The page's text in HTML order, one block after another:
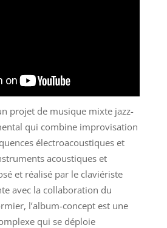
projet de musique mixte jazz-
qui combine improvisation
électroacoustiques et
acoustiques et
et réalisé par le claviériste
avec la collaboration du
l’album-concept est une
qui se déploie